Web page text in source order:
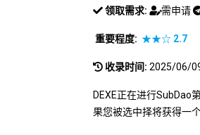
领取需求: 需申请
重要程度: ★★☆ 2.7
收录时间: 2025/06/
DEXE正在进行SubDao
果您被选中择将获得一